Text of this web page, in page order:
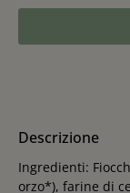
Descrizione
Ingredienti:
orzo*), farine di